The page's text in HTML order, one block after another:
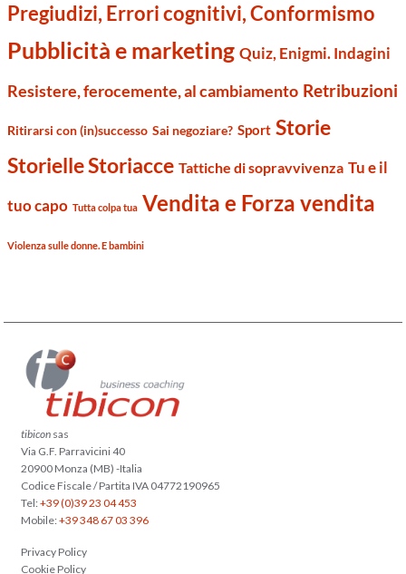
Pregiudizi, Errori cognitivi, Conformismo
Pubblicità e marketing Quiz, Enigmi. Indagini
Resistere, ferocemente, al cambiamento Retribuzioni
Ritirarsi con (in)successo Sai negoziare? Sport Storie
Storielle Storiacce Tattiche di sopravvivenza Tu e il
tuo capo Tutta colpa tua Vendita e Forza vendita
Violenza sulle donne. E bambini
tibicon sas
Via G.F. Parravicini 40
20900 Monza (MB) -Italia
Codice Fiscale / Partita IVA 04772190965
Tel:+39 (0)39 23 04 453
Mobile:+39 348 67 03 396
Privacy Policy
Cookie Policy